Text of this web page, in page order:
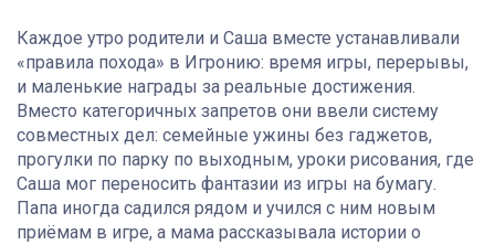
Каждое утро родители и Саша вместе устанавливали
«правила похода» в Игронию: время игры, перерывы,
и маленькие награды за реальные достижения.
Вместо категоричных запретов они ввели систему
совместных дел: семейные ужины без гаджетов,
прогулки по парку по выходным, уроки рисования, где
Саша мог переносить фантазии из игры на бумагу.
Папа иногда садился рядом и учился с ним новым
приёмам в игре, а мама рассказывала истории о